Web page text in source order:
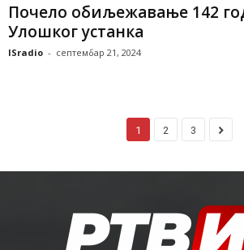
Почело обиљежавање 142
Улошког устанка
ISradio - септембар 21, 2024
1 2 3